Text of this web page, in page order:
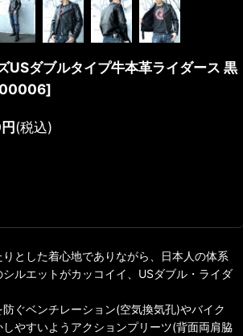
USダブルタイプ牛本革ライダース 黒
]
円(税込)
とした着心地でありながら、日本人の体系
ルエットがカッコイイ、USダブル・ライダ
ぐベンチレーション(空気換気孔)やバイク
やすいようアクションプリーツ(背面両肩脇